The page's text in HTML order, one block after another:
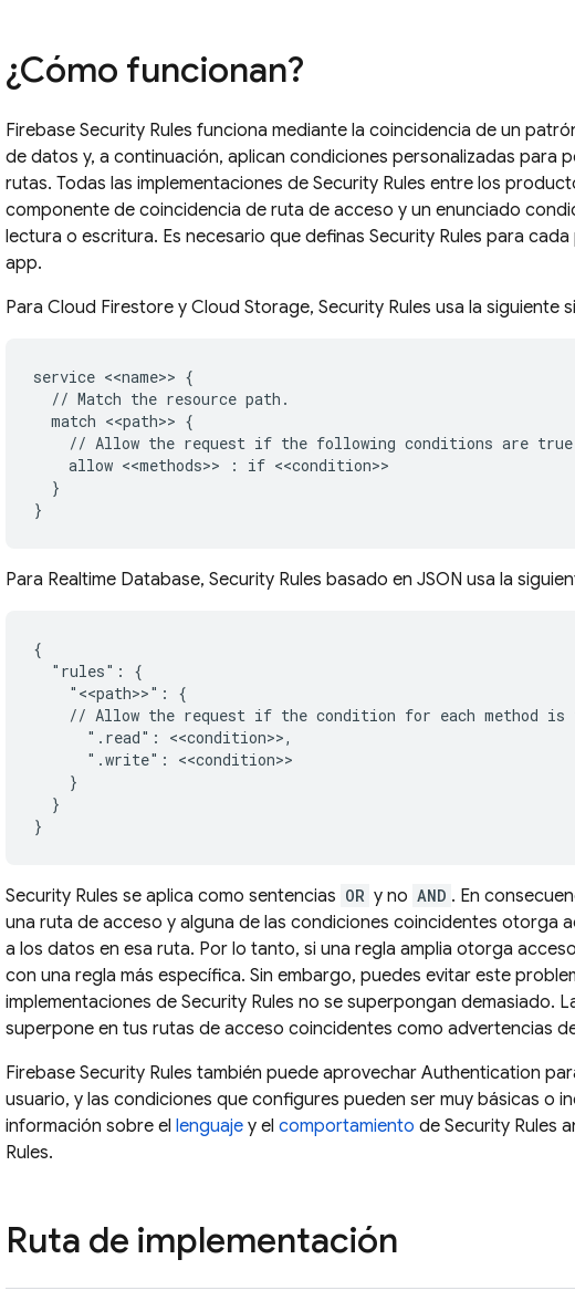
¿Cómo funcionan?
Firebase Security Rules funciona mediante la coincidencia de un
de datos y, a continuación, aplican condiciones personalizadas para
rutas. Todas las implementaciones de Security Rules entre los
componente de coincidencia de ruta de acceso y un enunciado
lectura o escritura. Es necesario que definas Security Rules para cada
app.
Para Cloud Firestore y Cloud Storage, Security Rules usa la siguiente
service <<name>> {
  // Match the resource path.
  match <<path>> {
// Allow the request if the following conditions are
    allow <<methods>> : if <<condition>>
  }
Para Realtime Database, Security Rules basado en JSON usa la
{
  "rules": {
    "<<path>>": {
// Allow the request if the condition for each method is
      ".read": <<condition>>,
      ".write": <<condition>>
    }
  }
Security Rules se aplica como sentencias OR y no AND . En
una ruta de acceso y alguna de las condiciones coincidentes otorga
a los datos en esa ruta. Por lo tanto, si una regla amplia otorga
con una regla más específica. Sin embargo, puedes evitar este
implementaciones de Security Rules no se superpongan demasiado.
superpone en tus rutas de acceso coincidentes como advertencias
Firebase Security Rules también puede aprovechar Authentication
usuario, y las condiciones que configures pueden ser muy básicas o
información sobre el lenguaje y el comportamiento de Security Rules
Rules.
Ruta de implementación